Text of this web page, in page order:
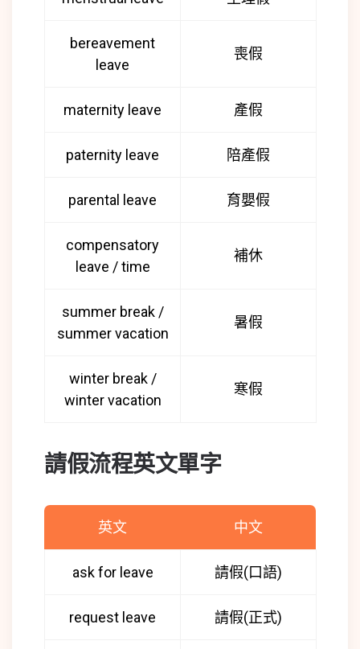
bereavement
leave
喪假
maternity leave 產假
paternity leave 陪產假
parental leave 育嬰假
compensatory
leave / time
補休
summer break /
summer vacation
暑假
winter break /
winter vacation
寒假
請假流程英文單字
英文 中文
ask for leave 請假(口語)
request leave 請假(正式)